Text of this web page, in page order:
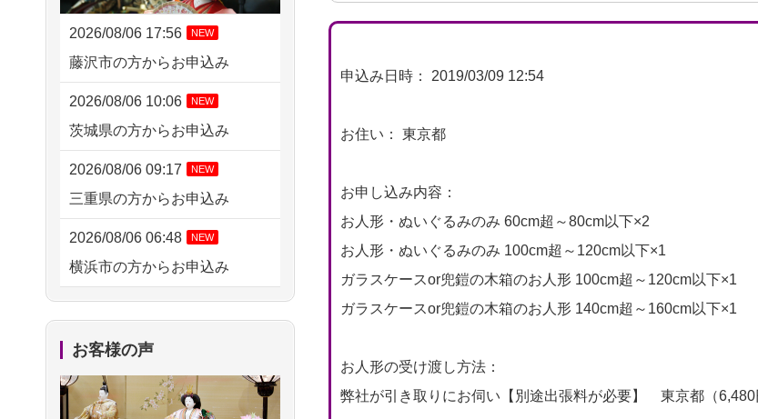
申込み日時： 2019/03/09 12:54
お住い： 東京都
お申し込み内容：
お人形・ぬいぐるみのみ 60cm超～80cm以下×2
お人形・ぬいぐるみのみ 100cm超～120cm以下×1
ガラスケースor兜鎧の木箱のお人形 100cm超～120cm以下×1
ガラスケースor兜鎧の木箱のお人形 140cm超～160cm以下×1
お人形の受け渡し方法：
弊社が引き取りにお伺い【別途出張料が必要】 東京都（6,480
2026/08/06 17:56 NEW
藤沢市の方からお申込み
2026/08/06 10:06 NEW
茨城県の方からお申込み
2026/08/06 09:17 NEW
三重県の方からお申込み
2026/08/06 06:48 NEW
横浜市の方からお申込み
2026/08/05 15:07
2026/08/05 11:33
神奈川の方からお申込み
お客様の声